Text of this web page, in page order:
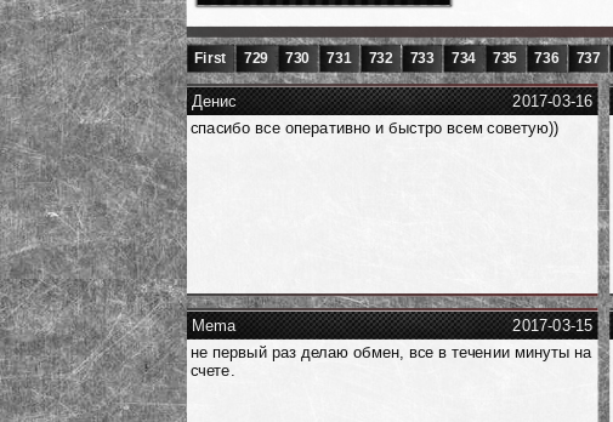
First 729 730 731 732 733 734 735 736 737
2017-03-16
Денис
спасибо все оперативно и быстро всем советую))
2017-03-15
Mema
не первый раз делаю обмен, все в течении минуты на
счете.